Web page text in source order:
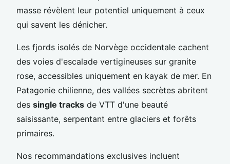
masse révèlent leur potentiel uniquement à ceux
qui savent les dénicher.
Les fjords isolés de Norvège occidentale cachent
des voies d'escalade vertigineuses sur granite
rose, accessibles uniquement en kayak de mer. En
Patagonie chilienne, des vallées secrètes abritent
des single tracks de VTT d'une beauté
saisissante, serpentant entre glaciers et forêts
primaires.
Nos recommandations exclusives incluent